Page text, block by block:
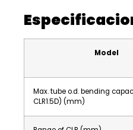
Model
Max. tube o.d. bending
CLR1.5D) (mm)